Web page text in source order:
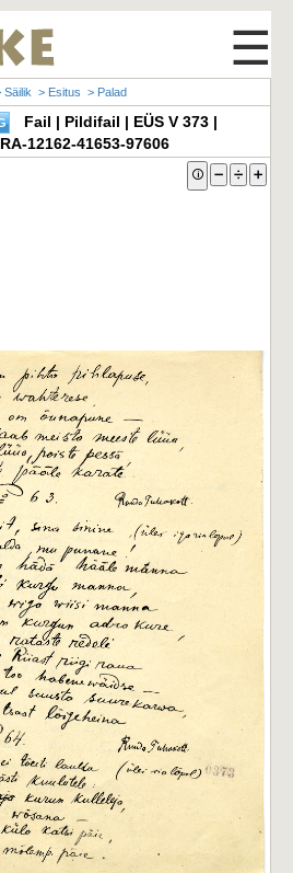
☰
Säilik > Esitus > Palad
Fail | Pildifail | EÜS V 373 |
12162-41653-97606